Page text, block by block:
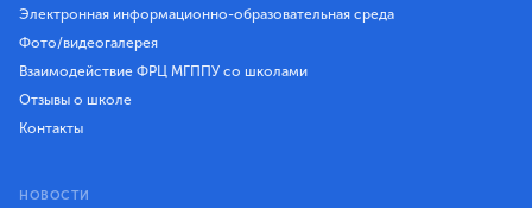
Электронная информационно-образовательная среда
Фото/видеогалерея
Взаимодействие ФРЦ МГППУ со школами
Отзывы о школе
Контакты
НОВОСТИ